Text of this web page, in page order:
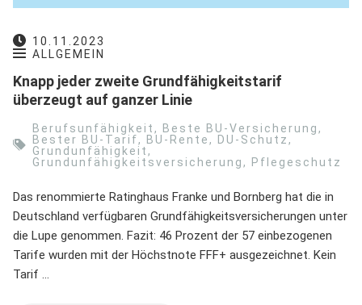
10.11.2023
ALLGEMEIN
Knapp jeder zweite Grundfähigkeitstarif
überzeugt auf ganzer Linie
Berufsunfähigkeit , Beste BU-Versicherung ,
Bester BU-Tarif, BU-Rente , DU-Schutz ,
Grundunfähigkeit ,
Grundunfähigkeitsversicherung , Pflegeschutz
Das renommierte Ratinghaus Franke und Bornberg hat die in
Deutschland verfügbaren Grundfähigkeitsversicherungen unter
die Lupe genommen. Fazit: 46 Prozent der 57 einbezogenen
Tarife wurden mit der Höchstnote FFF+ ausgezeichnet. Kein
Tarif …